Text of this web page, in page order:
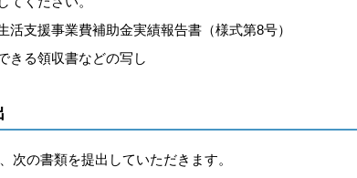
支援事業費補助金実績報告書（様式第8号）
きる領収書などの写し
次の書類を提出していただきます。